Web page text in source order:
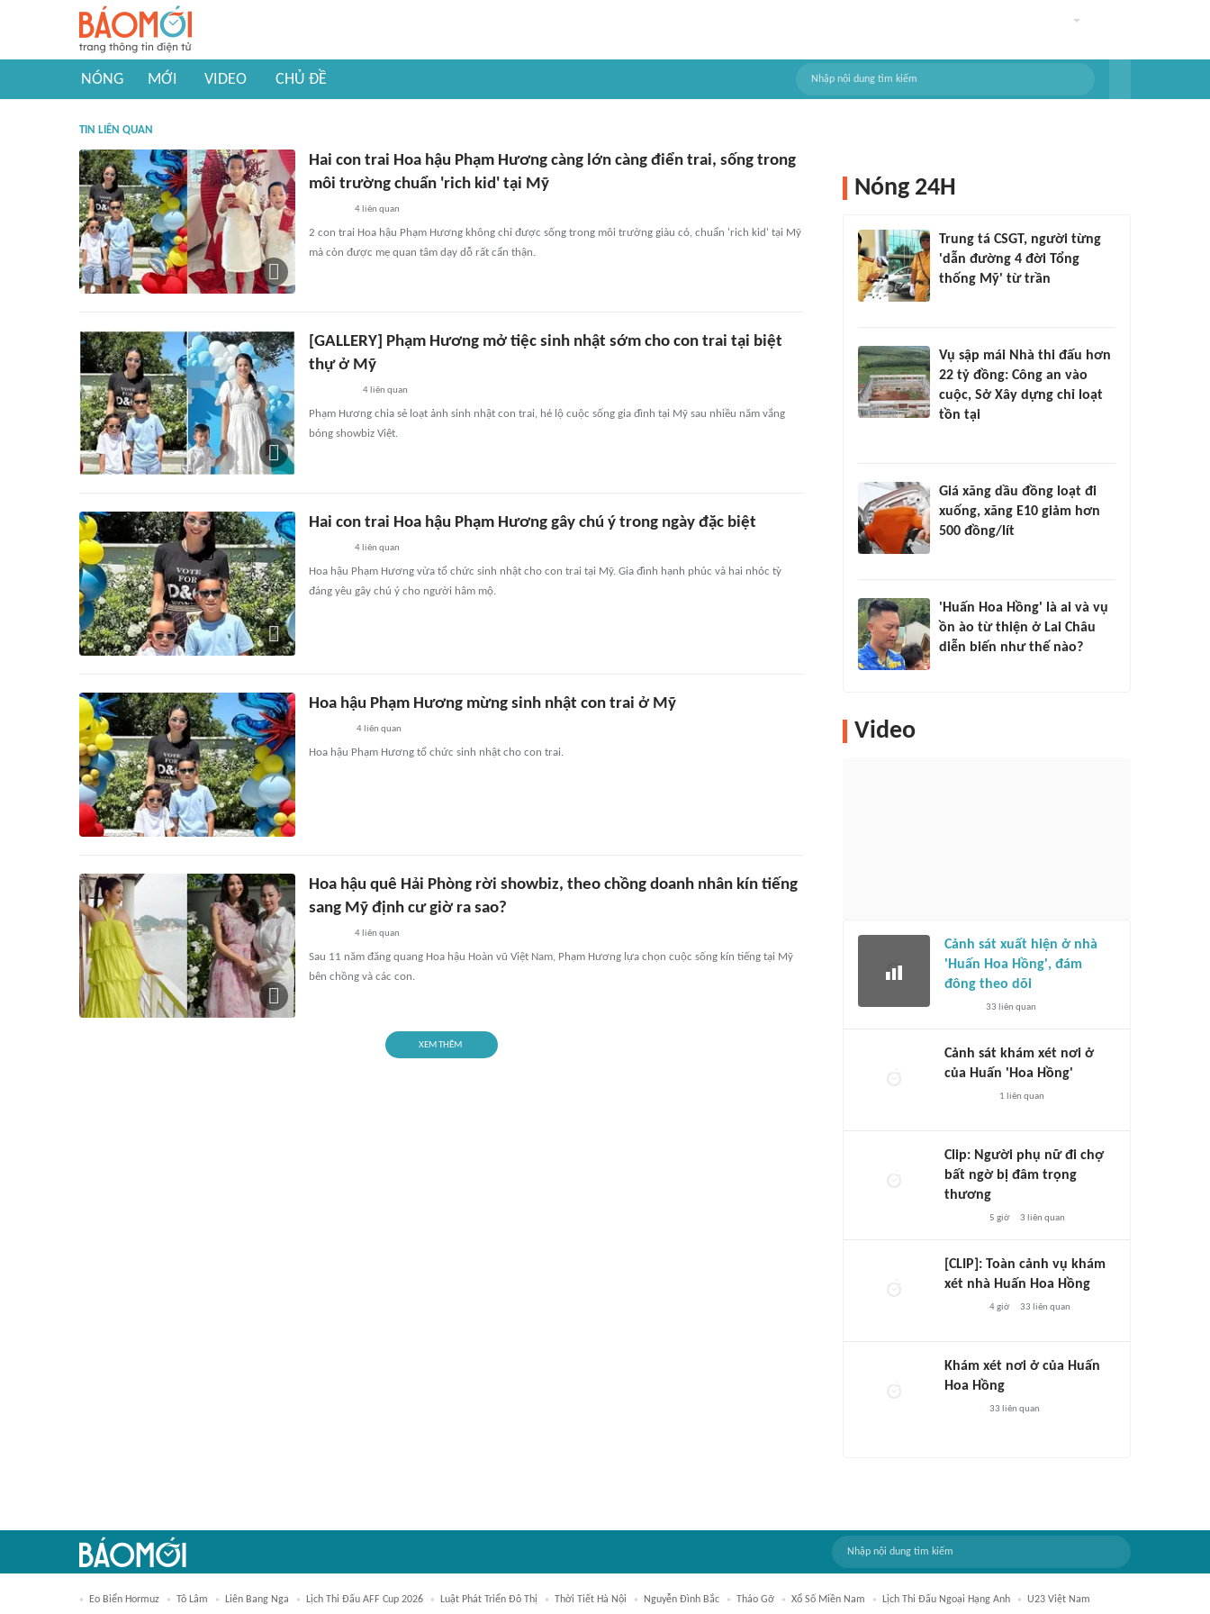
NÓNG MỚI VIDEO CHỦ ĐỀ
TIN LIÊN QUAN
Hai con trai Hoa hậu Phạm Hương càng lớn càng điển trai, sống trong
môi trường chuẩn 'rich kid' tại Mỹ
4 liên quan
2 con trai Hoa hậu Phạm Hương không chỉ được sống trong môi trường giàu có, chuẩn 'rich kid' tại Mỹ
mà còn được mẹ quan tâm dạy dỗ rất cẩn thận.
[GALLERY] Phạm Hương mở tiệc sinh nhật sớm cho con trai tại biệt
thự ở Mỹ
4 liên quan
Phạm Hương chia sẻ loạt ảnh sinh nhật con trai, hé lộ cuộc sống gia đình tại Mỹ sau nhiều năm vắng
bóng showbiz Việt.
Hai con trai Hoa hậu Phạm Hương gây chú ý trong ngày đặc biệt
4 liên quan
Hoa hậu Phạm Hương vừa tổ chức sinh nhật cho con trai tại Mỹ. Gia đình hạnh phúc và hai nhóc tỳ
đáng yêu gây chú ý cho người hâm mộ.
Hoa hậu Phạm Hương mừng sinh nhật con trai ở Mỹ
4liên quan
Hoa hậu Phạm Hương tổ chức sinh nhật cho con trai.
Hoa hậu quê Hải Phòng rời showbiz, theo chồng doanh nhân kín tiếng
sang Mỹ định cư giờ ra sao?
4 liên quan
Sau 11 năm đăng quang Hoa hậu Hoàn vũ Việt Nam, Phạm Hương lựa chọn cuộc sống kín tiếng tại Mỹ
bên chồng và các con.
XEM THÊM
Nóng 24H
Trung tá CSGT, người từng
'dẫn đường 4 đời Tổng
thống Mỹ' từ trần
Vụ sập mái Nhà thi đấu hơn
22 tỷ đồng: Công an vào
cuộc, Sở Xây dựng chỉ loạt
tồn tại
Giá xăng dầu đồng loạt đi
xuống, xăng E10 giảm hơn
500 đồng/lít
'Huấn Hoa Hồng' là ai và vụ
ồn ào từ thiện ở Lai Châu
diễn biến như thế nào?
Video
Cảnh sát xuất hiện ở nhà
'Huấn Hoa Hồng', đám
đông theo dõi
33 liên quan
Cảnh sát khám xét nơi ở
của Huấn 'Hoa Hồng'
1 liên quan
Clip: Người phụ nữ đi chợ
bất ngờ bị đâm trọng
thương
5 giờ 3 liên quan
[CLIP]: Toàn cảnh vụ khám
xét nhà Huấn Hoa Hồng
4 giờ 33 liên quan
Khám xét nơi ở của Huấn
Hoa Hồng
33 liên quan
Eo Biển Hormuz Tô Lâm Liên Bang Nga Lịch Thi Đấu AFF Cup 2026 Luật Phát Triển Đô Thị Thời Tiết Hà Nội Nguyễn Đình Bắc Tháo Gỡ Xổ Số Miền Nam Lịch Thi Đấu Ngoại Hạng Anh U23 Việt Nam